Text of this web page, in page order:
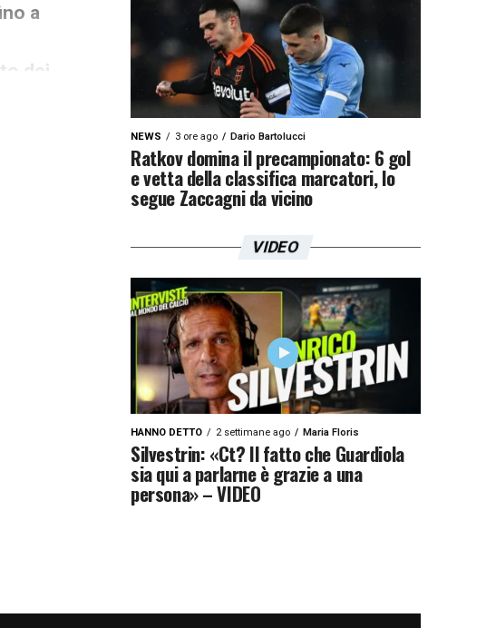
a
dei
NEWS 3 ore ago Dario Bartolucci
Ratkov domina il precampionato: 6 gol
e vetta della classifica marcatori, lo
segue Zaccagni da vicino
VIDEO
HANNO DETTO 2 settimane ago Maria Floris
Silvestrin: «Ct? Il fatto che Guardiola
sia qui a parlarne è grazie a una
persona» – VIDEO